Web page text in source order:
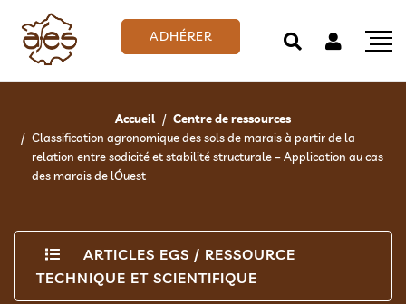
ADHÉRER
Accueil
Centre de ressources
Classification agronomique des sols de marais à partir de la
relation entre sodicité et stabilité structurale – Application au cas
des marais de lÓuest
ARTICLES EGS / RESSOURCE
TECHNIQUE ET SCIENTIFIQUE